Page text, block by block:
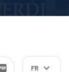
FR